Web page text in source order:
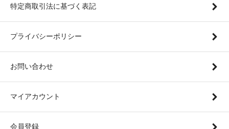
特定商取引法に基づく表記
プライバシーポリシー
お問い合わせ
マイアカウント
会員登録